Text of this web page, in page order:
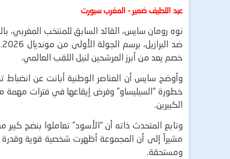
عبد اللطيف ضمير - المغرب سبورت
نوه رومان سايس، القائد السابق للمنتخب
خصم يعد من أبرز المرشحين لنيل اللقب العالمي.
وأوضح سايس أن العناصر الوطنية أبانت عن
خطورة “السيليساو” وفرض إيقاعها في فترات مهمة
الكبيرين.
وتابع المتحدث ذاته أن “الأسود” تعاملوا بنضج كبير
مشيراً إلى أن المجموعة أظهرت شخصية قوية وقدرة
ومستحقة.